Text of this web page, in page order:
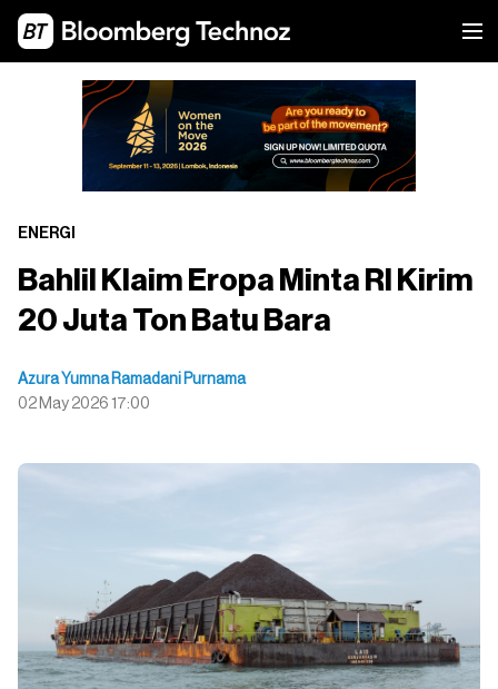
ENERGI
Bahlil Klaim Eropa Minta RI Kirim
20 Juta Ton Batu Bara
Azura Yumna Ramadani Purnama
02 May 2026 17:00